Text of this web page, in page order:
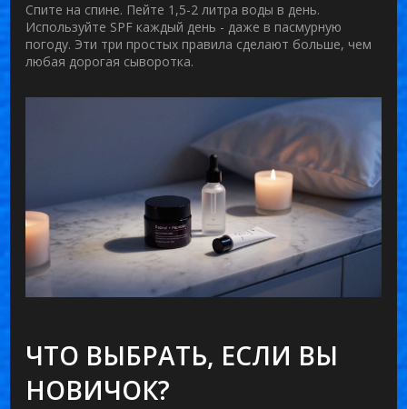
Спите на спине. Пейте 1,5-2 литра воды в день.
Используйте SPF каждый день - даже в пасмурную
погоду. Эти три простых правила сделают больше, чем
любая дорогая сыворотка.
ЧТО ВЫБРАТЬ, ЕСЛИ ВЫ
НОВИЧОК?